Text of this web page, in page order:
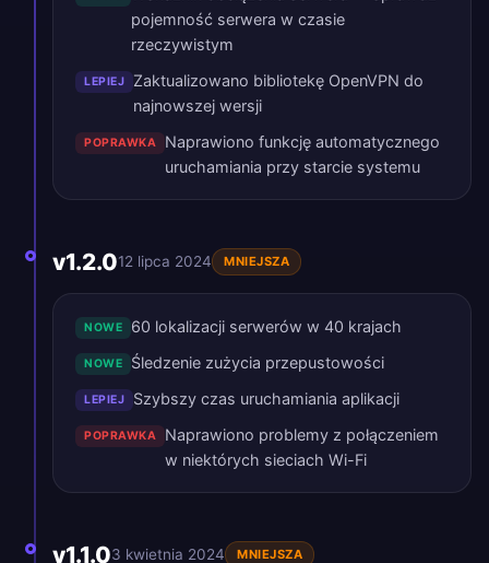
pojemność serwera w czasie
rzeczywistym
LEPIEJ
Zaktualizowano bibliotekę OpenVPN do
najnowszej wersji
POPRAWKA
Naprawiono funkcję automatycznego
uruchamiania przy starcie systemu
v1.2.012 lipca 2024 MNIEJSZA
NOWE 60 lokalizacji serwerów w 40 krajach
NOWE Śledzenie zużycia przepustowości
LEPIEJ Szybszy czas uruchamiania aplikacji
POPRAWKA
Naprawiono problemy z połączeniem
w niektórych sieciach Wi-Fi
v1.1.03 kwietnia 2024 MNIEJSZA